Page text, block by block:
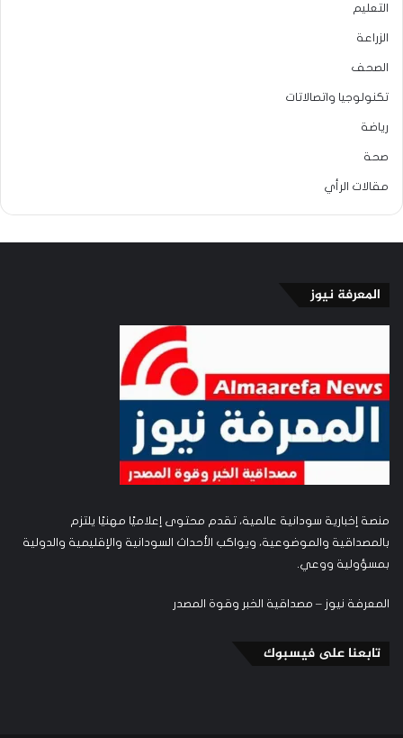
التعليم
الزراعة
الصحف
تكنولوجيا واتصالاتات
رياضة
صحة
مقالات الرأي
المعرفة نيوز
منصة إخبارية سودانية عالمية، تقدم محتوى إعلاميًا مهنيًا يلتزم
بالمصداقية والموضوعية، ويواكب الأحداث السودانية والإقليمية والدولية
بمسؤولية ووعي.
المعرفة نيوز – مصداقية الخبر وقوة المصدر
تابعنا على فيسبوك